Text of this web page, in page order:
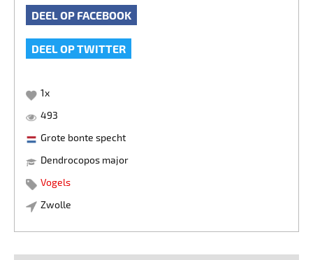
DEEL OP FACEBOOK
DEEL OP TWITTER
1x
493
Grote bonte specht
Dendrocopos major
Vogels
Zwolle